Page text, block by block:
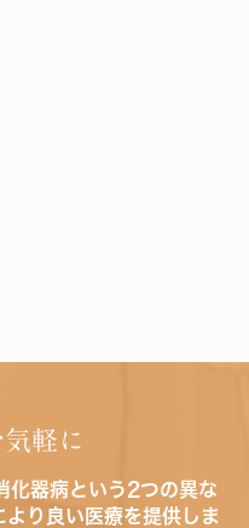
軽に
化器病という2つの異な
り良い医療を提供しま